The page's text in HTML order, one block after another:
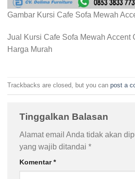
Gambar Kursi Cafe Sofa Mewah
Jual Kursi Cafe Sofa Mewah Accent
Harga Murah
Trackbacks are closed, but you can post a
Tinggalkan Balasan
Alamat email Anda tidak akan
yang wajib ditandai *
Komentar*